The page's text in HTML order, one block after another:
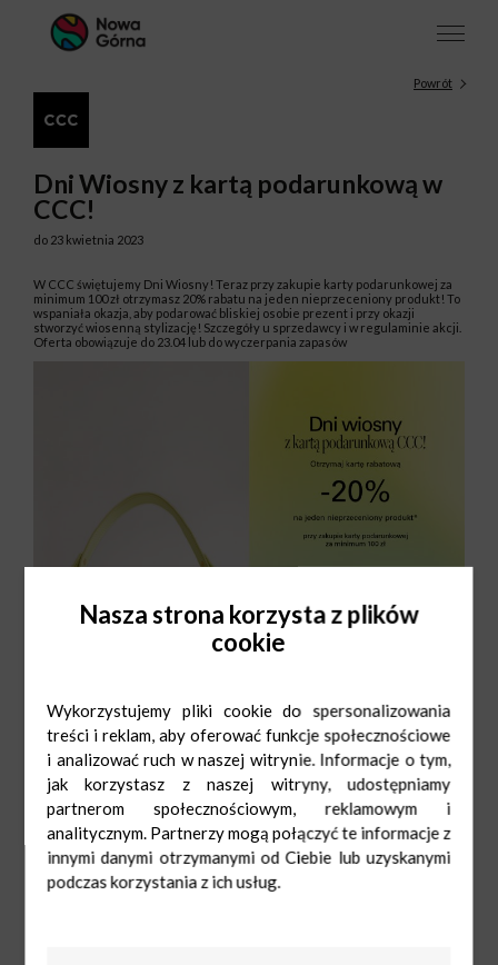
Powrót
Dni Wiosny z kartą podarunkową w
CCC!
do 23 kwietnia 2023
W CCC świętujemy Dni Wiosny! Teraz przy zakupie karty podarunkowej za
minimum 100 zł otrzymasz 20% rabatu na jeden nieprzeceniony produkt! To
wspaniała okazja, aby podarować bliskiej osobie prezent i przy okazji
stworzyć wiosenną stylizację! Szczegóły u sprzedawcy i w regulaminie akcji.
Oferta obowiązuje do 23.04 lub do wyczerpania zapasów
Nasza strona korzysta z plików
cookie
Wykorzystujemy pliki cookie do spersonalizowania
treści i reklam, aby oferować funkcje społecznościowe
i analizować ruch w naszej witrynie. Informacje o tym,
jak korzystasz z naszej witryny, udostępniamy
partnerom społecznościowym, reklamowym i
analitycznym. Partnerzy mogą połączyć te informacje z
innymi danymi otrzymanymi od Ciebie lub uzyskanymi
podczas korzystania z ich usług.